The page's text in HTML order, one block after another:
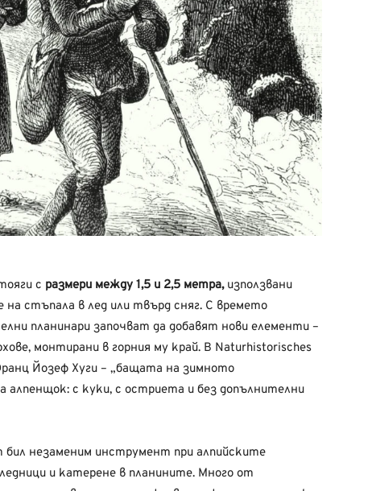
с размери между 1,5 и 2,5 метра,използвани
на стъпала в лед или твърд сняг. С времето
планинари започват да добавят нови елементи –
монтирани в горния му край. В Naturhistorisches
Йозеф Хуги – „бащата на зимното
алпенщок: с куки, с остриета и без допълнителни
незаменим инструмент при алпийските
и катерене в планините. Много от